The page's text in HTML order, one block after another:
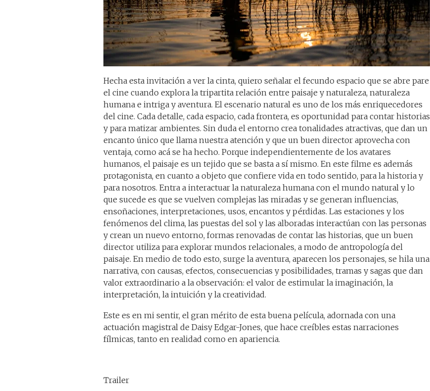
Hecha esta invitación a ver la cinta, quiero señalar el fecundo espacio que se abre pare
el cine cuando explora la tripartita relación entre paisaje y naturaleza, naturaleza
humana e intriga y aventura. El escenario natural es uno de los más enriquecedores
del cine. Cada detalle, cada espacio, cada frontera, es oportunidad para contar historias
y para matizar ambientes. Sin duda el entorno crea tonalidades atractivas, que dan un
encanto único que llama nuestra atención y que un buen director aprovecha con
ventaja, como acá se ha hecho. Porque independientemente de los avatares
humanos, el paisaje es un tejido que se basta a sí mismo. En este filme es además
protagonista, en cuanto a objeto que confiere vida en todo sentido, para la historia y
para nosotros. Entra a interactuar la naturaleza humana con el mundo natural y lo
que sucede es que se vuelven complejas las miradas y se generan influencias,
ensoñaciones, interpretaciones, usos, encantos y pérdidas. Las estaciones y los
fenómenos del clima, las puestas del sol y las alboradas interactúan con las personas
y crean un nuevo entorno, formas renovadas de contar las historias, que un buen
director utiliza para explorar mundos relacionales, a modo de antropología del
paisaje. En medio de todo esto, surge la aventura, aparecen los personajes, se hila una
narrativa, con causas, efectos, consecuencias y posibilidades, tramas y sagas que dan
valor extraordinario a la observación: el valor de estimular la imaginación, la
interpretación, la intuición y la creatividad.
Este es en mi sentir, el gran mérito de esta buena película, adornada con una
actuación magistral de Daisy Edgar-Jones, que hace creíbles estas narraciones
fílmicas, tanto en realidad como en apariencia.
Trailer